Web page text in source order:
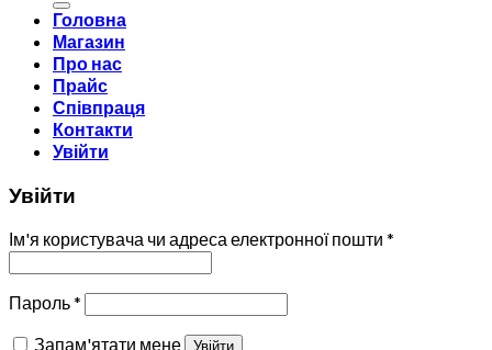
Головна
Магазин
Про нас
Прайс
Співпраця
Контакти
Увійти
Увійти
Ім'я користувача чи адреса електронної пошти *
Пароль*
Запам'ятати мене
Увійти